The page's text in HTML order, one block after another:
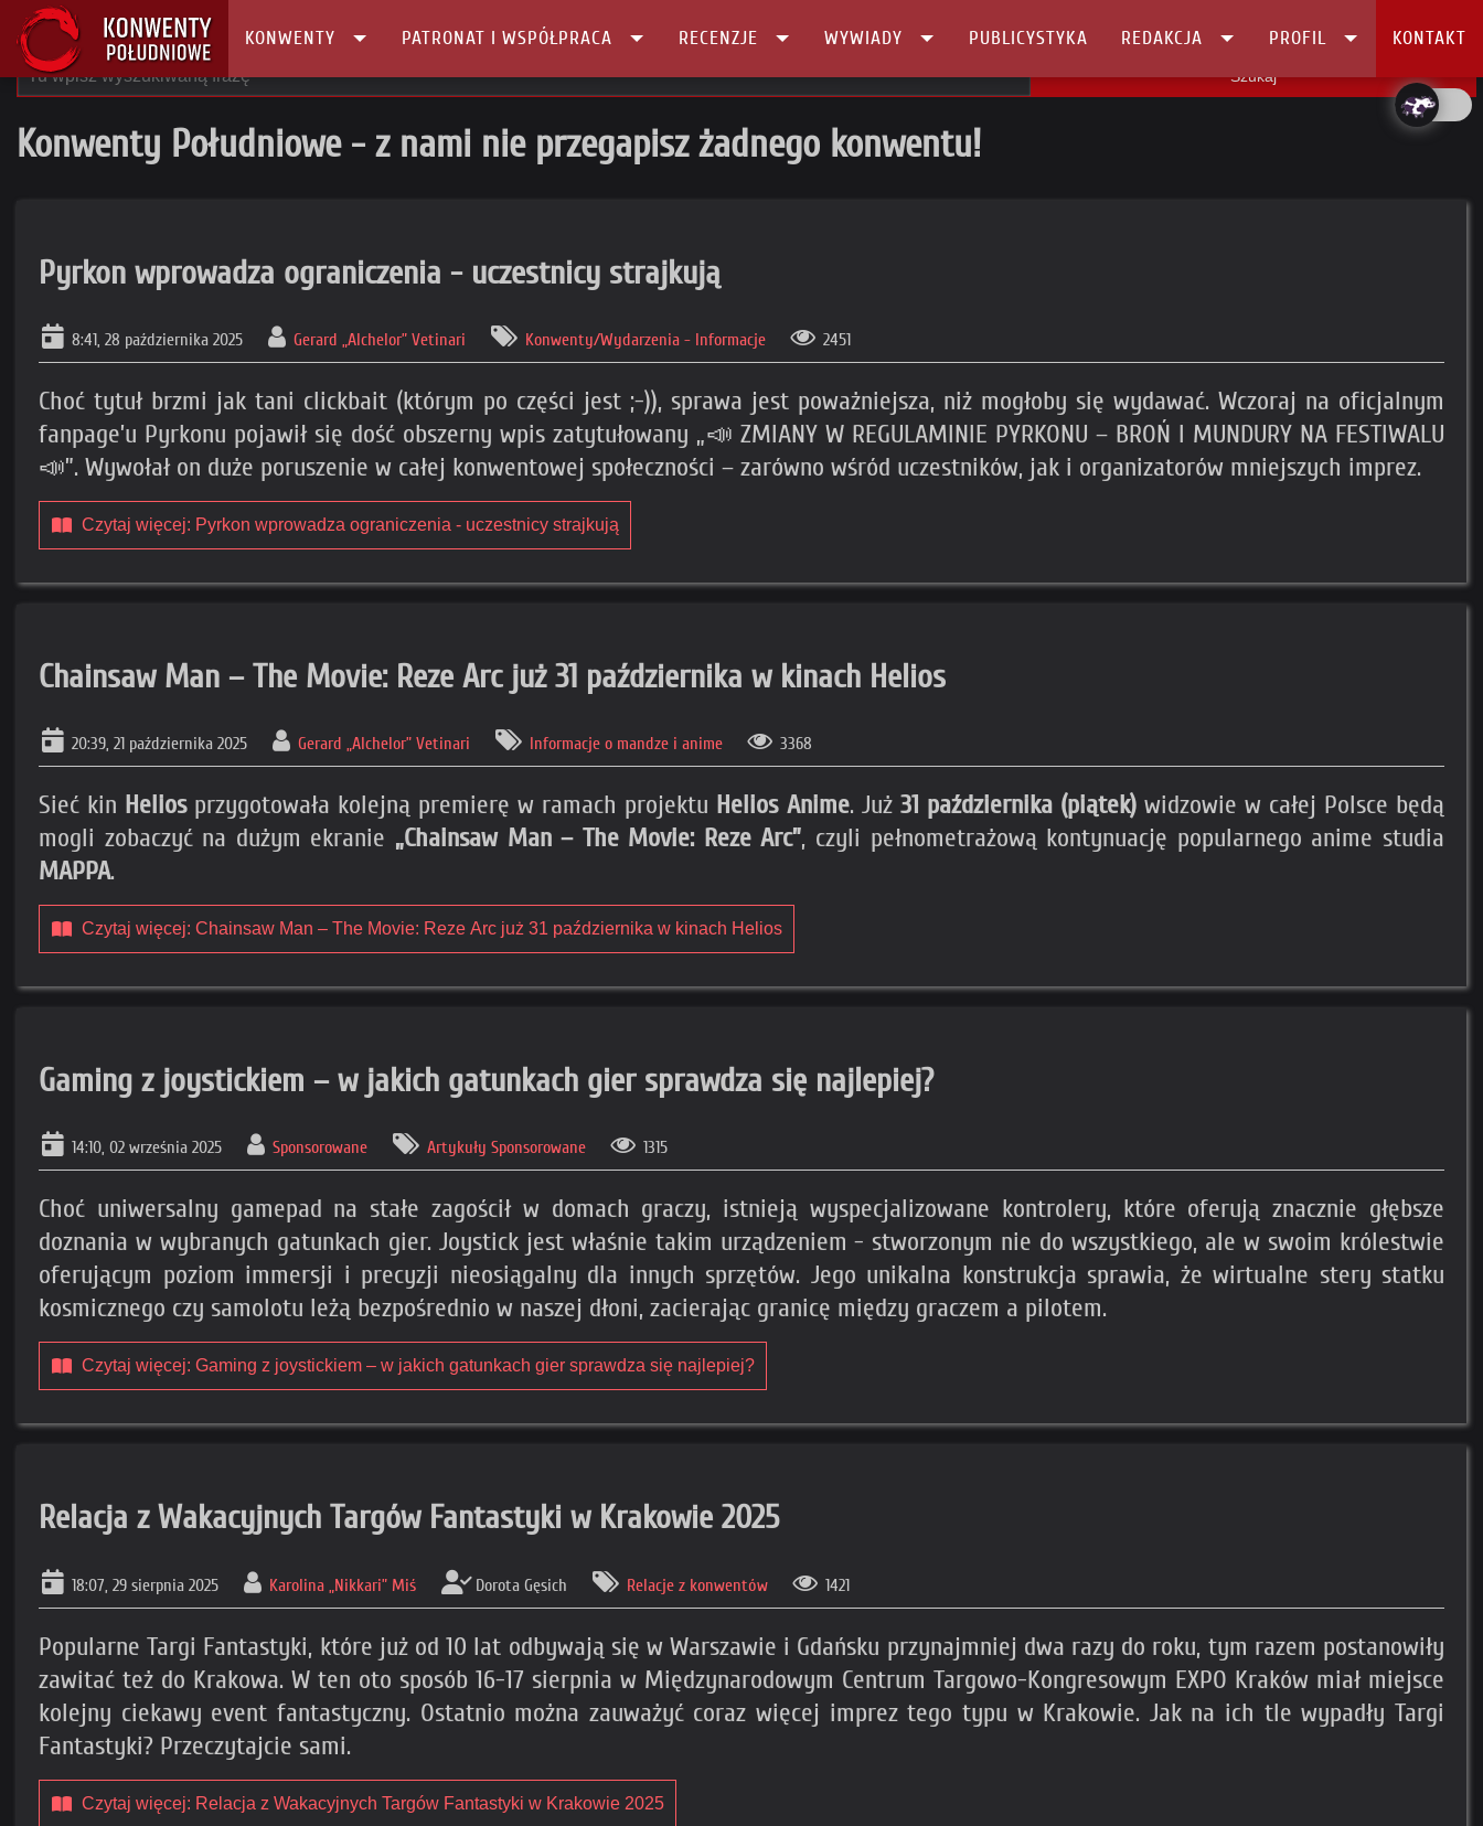
KONWENTY PATRONAT I WSPÓŁPRACA RECENZJE WYWIADY PUBLICYSTYKA REDAKCJA PROFIL KONTAKT
Szukaj
Konwenty Południowe - z nami nie przegapisz żadnego konwentu!
Pyrkon wprowadza ograniczenia - uczestnicy strajkują
8:41, 28 października 2025 Gerard „Alchelor” Vetinari Konwenty/Wydarzenia - Informacje 2451
Choć tytuł brzmi jak tani clickbait (którym po części jest ;-)), sprawa jest poważniejsza, niż mogłoby się wydawać. Wczoraj na oficjalnym
fanpage’u Pyrkonu pojawił się dość obszerny wpis zatytułowany „📣 ZMIANY W REGULAMINIE PYRKONU – BROŃ I MUNDURY NA FESTIWALU
📣”. Wywołał on duże poruszenie w całej konwentowej społeczności – zarówno wśród uczestników, jak i organizatorów mniejszych imprez.
Czytaj więcej: Pyrkon wprowadza ograniczenia - uczestnicy strajkują
Chainsaw Man – The Movie: Reze Arc już 31 października w kinach Helios
20:39, 21 października 2025 Gerard „Alchelor” Vetinari Informacje o mandze i anime 3368
Sieć kin Heliosprzygotowała kolejną premierę w ramach projektu Helios Anime. Już 31 października (piątek)widzowie w całej Polsce będą
mogli zobaczyć na dużym ekranie „Chainsaw Man – The Movie: Reze Arc”, czyli pełnometrażową kontynuację popularnego anime studia
MAPPA.
Czytaj więcej: Chainsaw Man – The Movie: Reze Arc już 31 października w kinach Helios
Gaming z joystickiem – w jakich gatunkach gier sprawdza się najlepiej?
14:10, 02 września 2025 Sponsorowane Artykuły Sponsorowane 1315
Choć uniwersalny gamepad na stałe zagościł w domach graczy, istnieją wyspecjalizowane kontrolery, które oferują znacznie głębsze
doznania w wybranych gatunkach gier. Joystick jest właśnie takim urządzeniem - stworzonym nie do wszystkiego, ale w swoim królestwie
oferującym poziom immersji i precyzji nieosiągalny dla innych sprzętów. Jego unikalna konstrukcja sprawia, że wirtualne stery statku
kosmicznego czy samolotu leżą bezpośrednio w naszej dłoni, zacierając granicę między graczem a pilotem.
Czytaj więcej: Gaming z joystickiem – w jakich gatunkach gier sprawdza się najlepiej?
Relacja z Wakacyjnych Targów Fantastyki w Krakowie 2025
18:07, 29 sierpnia 2025 Karolina „Nikkari” Miś Dorota Gęsich Relacje z konwentów 1421
Popularne Targi Fantastyki, które już od 10 lat odbywają się w Warszawie i Gdańsku przynajmniej dwa razy do roku, tym razem postanowiły
zawitać też do Krakowa. W ten oto sposób 16-17 sierpnia w Międzynarodowym Centrum Targowo-Kongresowym EXPO Kraków miał miejsce
kolejny ciekawy event fantastyczny. Ostatnio można zauważyć coraz więcej imprez tego typu w Krakowie. Jak na ich tle wypadły Targi
Fantastyki? Przeczytajcie sami.
Czytaj więcej: Relacja z Wakacyjnych Targów Fantastyki w Krakowie 2025